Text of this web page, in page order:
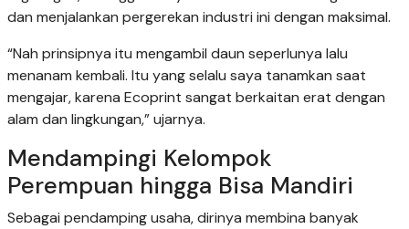
dan menjalankan pergerekan industri ini dengan maksimal.
“Nah prinsipnya itu mengambil daun seperlunya lalu
menanam kembali. Itu yang selalu saya tanamkan saat
mengajar, karena Ecoprint sangat berkaitan erat dengan
alam dan lingkungan,” ujarnya.
Mendampingi Kelompok
Perempuan hingga Bisa Mandiri
Sebagai pendamping usaha, dirinya membina banyak